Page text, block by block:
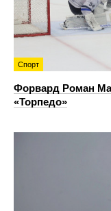
Спорт
Форвард Роман
«Торпедо»